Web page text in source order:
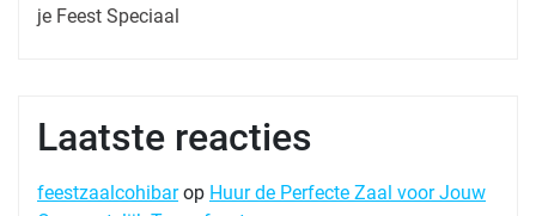
je Feest Speciaal
Laatste reacties
feestzaalcohibarop Huur de Perfecte Zaal voor Jouw